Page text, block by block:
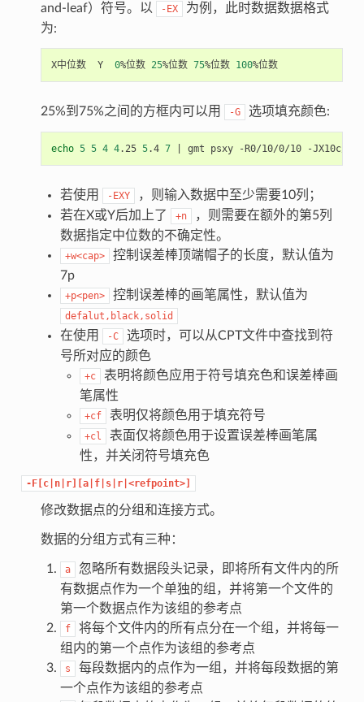
and-leaf）符号。以
-EX
为例，此时数据数据格式
为:
X中位数  Y 0%位数 25%位数 75%位数 100 %位数
25%到75%之间的方框内可以用 -G 选项填充颜色:
echo 5 5 4 4.25 5.4 7
若使用 -EXY
，则输入数据中至少需要10列；
若在X或Y后加上了
+n
，则需要在额外的第5列
数据指定中位数的不确定性。
+w<cap>
控制误差棒顶端帽子的长度，默认值为
7p
+p<pen> 控制误差棒的画笔属性，默认值为
defalut,black,solid
在使用 -C
选项时，可以从CPT文件中查找到符
号所对应的颜色
+c
表明将颜色应用于符号填充色和误差棒画
笔属性
+cf 表明仅将颜色用于填充符号
+cl
表面仅将颜色用于设置误差棒画笔属
性，并关闭符号填充色
-F[c|n|r][a|f|s|r|<refpoint>]
修改数据点的分组和连接方式。
数据的分组方式有三种：
a
忽略所有数据段头记录，即将所有文件内的所
有数据点作为一个单独的组，并将第一个文件的
第一个数据点作为该组的参考点
f
将每个文件内的所有点分在一个组，并将每一
组内的第一个点作为该组的参考点
s
每段数据内的点作为一组，并将每段数据的第
一个点作为该组的参考点